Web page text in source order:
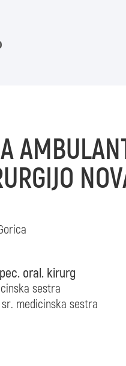
oral. kirurg
sestra
sr. medicinska sestra